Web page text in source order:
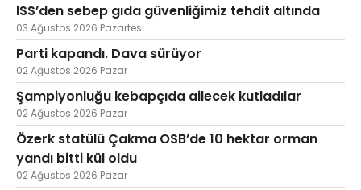
ISS’den sebep gıda güvenliğimiz tehdit altında
03 Ağustos 2026 Pazartesi
Parti kapandı. Dava sürüyor
02 Ağustos 2026 Pazar
Şampiyonluğu kebapçıda ailecek kutladılar
02 Ağustos 2026 Pazar
Özerk statülü Çakma OSB’de 10 hektar orman
yandı bitti kül oldu
02 Ağustos 2026 Pazar